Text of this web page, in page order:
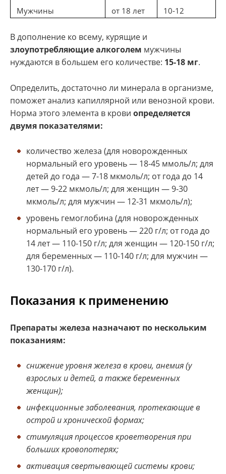
Мужчины от 18 лет 10-12
В дополнение ко всему, курящие и
злоупотребляющие алкоголем мужчины
нуждаются в большем его количестве: 15-18 мг.
Определить, достаточно ли минерала в организме,
поможет анализ капиллярной или венозной крови.
Норма этого элемента в крови определяется
двумя показателями:
количество железа (для новорожденных
нормальный его уровень — 18-45 ммоль/л; для
детей до года — 7-18 мкмоль/л; от года до 14
лет — 9-22 мкмоль/л; для женщин — 9-30
мкмоль/л; для мужчин — 12-31 мкмоль/л);
уровень гемоглобина (для новорожденных
нормальный его уровень — 220 г/л; от года до
14 лет — 110-150 г/л; для женщин — 120-150 г/л;
для беременных — 110-140 г/л; для мужчин —
130-170 г/л).
Показания к применению
Препараты железа назначают по нескольким
показаниям:
снижение уровня железа в крови, анемия (у
взрослых и детей, а также беременных
женщин);
инфекционные заболевания, протекающие в
острой и хронической формах;
стимуляция процессов кроветворения при
больших кровопотерях;
активация свертывающей системы крови;